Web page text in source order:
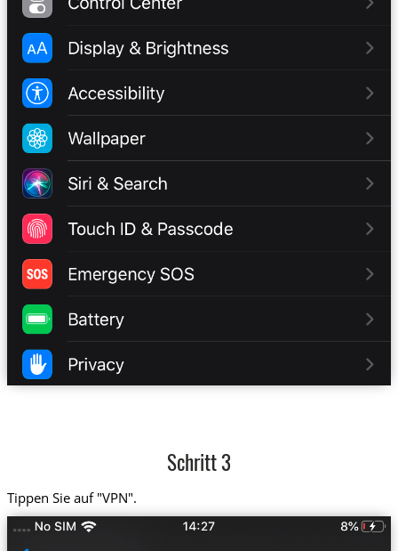
Schritt 3
Tippen Sie auf "VPN".